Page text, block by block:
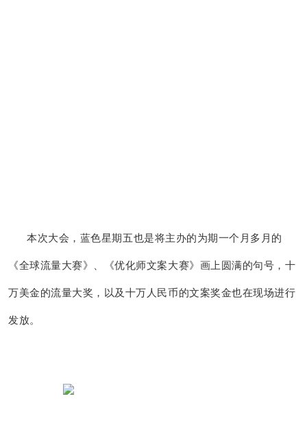
本次大会，蓝色星期五也是将主办的为期一个月多月的
《全球流量大赛》、《优化师文案大赛》画上圆满的句号，十
万美金的流量大奖，以及十万人民币的文案奖金也在现场进行
发放。